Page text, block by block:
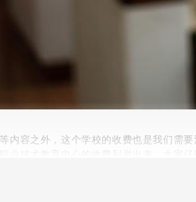
内容之外，这个学校的收费也是我们需